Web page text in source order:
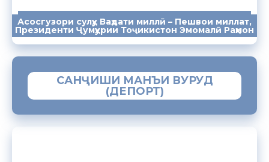
Асосгузори сулҳу Ваҳдати миллӣ – Пешвои миллат,
Президенти Ҷумҳурии Тоҷикистон Эмомалӣ Раҳмон
ПАЁМҲО СУХАНРОНИҲО СОМОНА
САНҶИШИ МАНЪИ ВУРУД
(ДЕПОРТ)